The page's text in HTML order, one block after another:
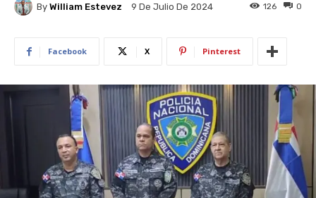
By William Estevez 9 De Julio De 2024 0
126
Facebook X Pinterest